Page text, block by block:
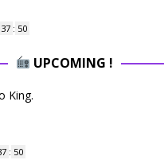
37 : 49
UPCOMING !
King.
: 49